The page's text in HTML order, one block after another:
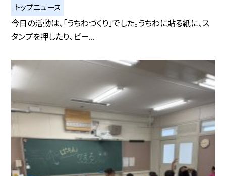
トップニュース
今日の活動は、「うちわづくり」でした。うちわに貼る紙に、ス
タンプを押したり、ビー...